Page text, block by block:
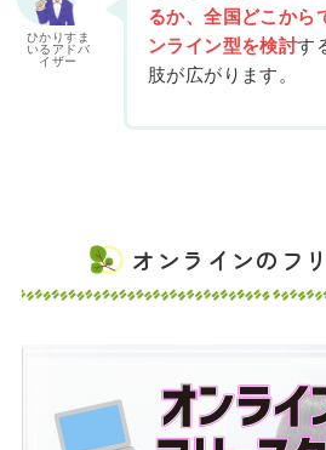
ひかりすま
いるアドバ
イザー
るか、全国どこから
ンライン型を検討す
肢が広がります。
オンラインのフ